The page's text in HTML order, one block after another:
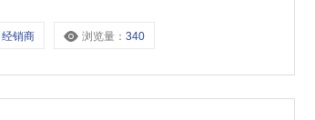
经销商 浏览量：340